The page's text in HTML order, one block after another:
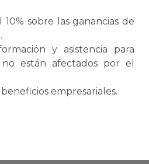
sobre las ganancias de
y asistencia para
están afectados por el
empresariales.